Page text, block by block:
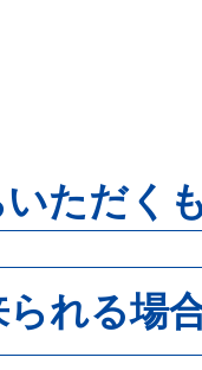
ただく
れる場